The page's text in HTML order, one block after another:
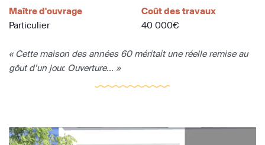
Maître d'ouvrage
Particulier
Coût des travaux
40 000€
« Cette maison des années 60 méritait une réelle remise au
gôut d’un jour. Ouverture... »